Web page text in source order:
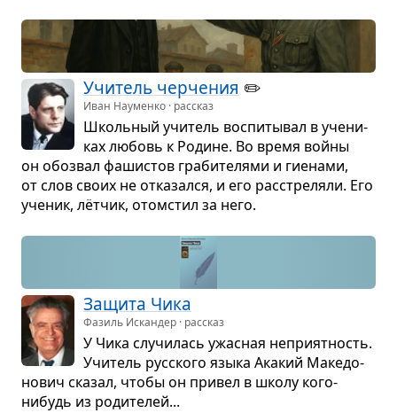
Учи­тель чер­че­ния ✏️
Иван Науменко · рассказ
Школь­ный учи­тель вос­пи­ты­вал в уче­ни­
ках любовь к Родине. Во время войны
он обо­звал фаши­стов гра­би­те­лями и гие­нами,
от слов своих не отка­зался, и его рас­стре­ляли. Его
уче­ник, лёт­чик, ото­мстил за него.
Защита Чика
Фазиль Искандер · рассказ
У Чика слу­чи­лась ужас­ная непри­ят­ность.
Учи­тель рус­ского языка Ака­кий Маке­до­
но­вич ска­зал, чтобы он при­вел в школу кого-
нибудь из роди­те­лей...